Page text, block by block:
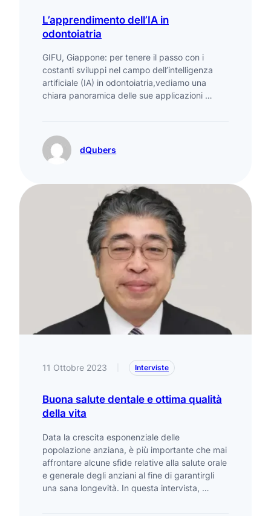
L’apprendimento dell’IA in
odontoiatria
GIFU, Giappone: per tenere il passo con i
costanti sviluppi nel campo dell’intelligenza
artificiale (IA) in odontoiatria,vediamo una
chiara panoramica delle sue applicazioni …
dQubers
11 Ottobre 2023 Interviste
Buona salute dentale e ottima qualità
della vita
Data la crescita esponenziale delle
popolazione anziana, è più importante che mai
affrontare alcune sfide relative alla salute orale
e generale degli anziani al fine di garantirgli
una sana longevità. In questa intervista, …